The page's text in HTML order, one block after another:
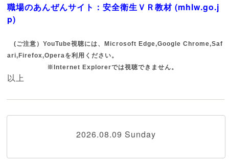
職場のあんぜんサイト：安全衛生ＶＲ教材 (mhlw.go.j
p)
(ご注意）YouTube視聴には、Microsoft Edge,Google Chrome,Saf
ari,Firefox,Operaを利用ください。
※Internet Explorerでは視聴できません。
以上
2026.08.09 Sunday